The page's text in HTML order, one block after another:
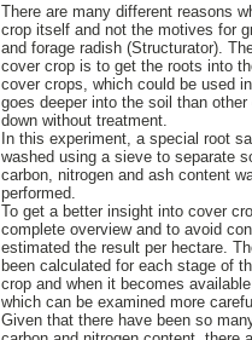
There are many different reasons
crop itself and not the motives for
and forage radish (Structurator).
cover crop is to get the roots into
cover crops, which could be used
goes deeper into the soil than
down without treatment.
In this experiment, a special root
washed using a sieve to separate
carbon, nitrogen and ash content
performed.
To get a better insight into cover
complete overview and to avoid
estimated the result per hectare.
been calculated for each stage of
crop and when it becomes
which can be examined more
Given that there have been so